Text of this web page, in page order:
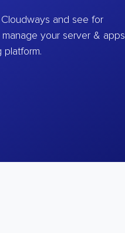
and see for
your server & apps
platform.